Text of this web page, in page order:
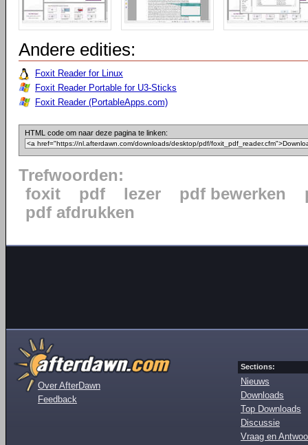
Andere edities:
Foxit Reader for Linux
Foxit Reader Portable for U3-Sticks
Foxit Reader (PortableApps.com)
HTML code om naar deze pagina te linken:
Trefwoorden:
foxit
pdf lezer pdf bewerken
pdf afdrukken
Over AfterDawn
Feedback
Sections:
Nieuws
Downloads
Top Downloads
Discussie
Vraag en